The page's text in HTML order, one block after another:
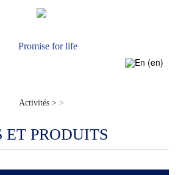
Promise for life
Activités > >
ET PRODUITS